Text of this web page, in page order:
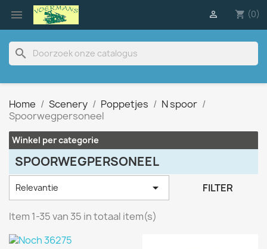
 shopping_cart (0)

search
Home Scenery Poppetjes
N spoor
Spoorwegpersoneel
Winkel per categorie
SPOORWEGPERSONEEL
Relevantie  FILTER
Item 1-35 van 35 in totaal item(s)